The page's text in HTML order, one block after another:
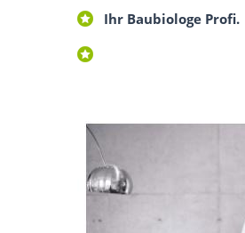
Ihr Baubiologe Profi.